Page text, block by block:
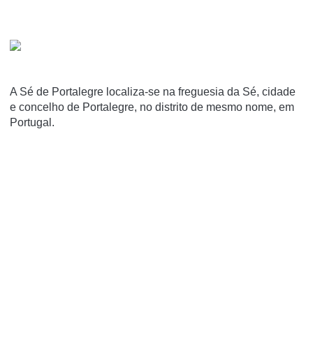
A Sé de Portalegre localiza-se na freguesia da Sé, cidade
e concelho de Portalegre, no distrito de mesmo nome, em
Portugal.